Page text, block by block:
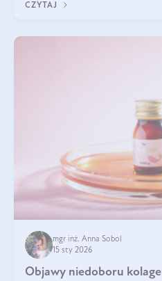
CZYTAJ
mgr inż. Anna Sobol
15 sty 2026
Objawy niedoboru